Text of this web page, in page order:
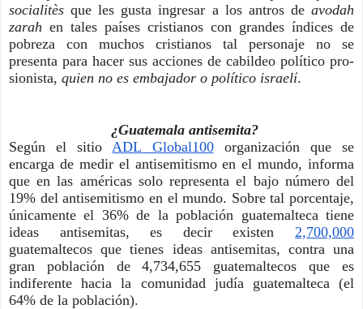
socialitès que les gusta ingresar a los antros de avodah
zarah en tales países cristianos con grandes índices de
pobreza con muchos cristianos tal personaje no se
presenta para hacer sus acciones de cabildeo político pro-
sionista, quien no es embajador o político israelí.
¿Guatemala antisemita?
Según el sitio ADL Global100 organización que se
encarga de medir el antisemitismo en el mundo, informa
que en las américas solo representa el bajo número del
19% del antisemitismo en el mundo. Sobre tal porcentaje,
únicamente el 36% de la población guatemalteca tiene
ideas antisemitas, es decir existen 2,700,000
guatemaltecos que tienes ideas antisemitas, contra una
gran población de 4,734,655 guatemaltecos que es
indiferente hacia la comunidad judía guatemalteca (el
64% de la población).